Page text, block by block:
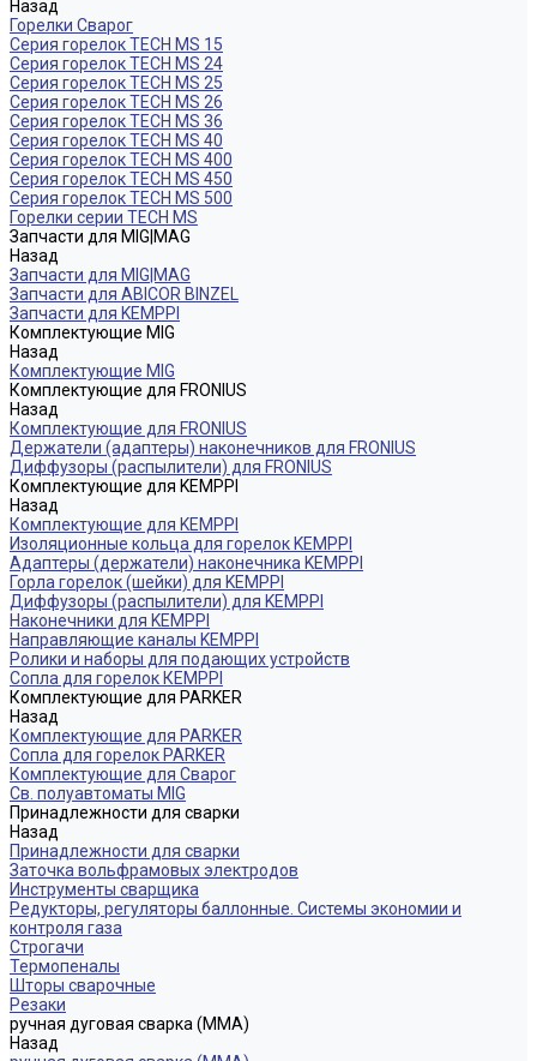
Назад
Горелки Сварог
Серия горелок TECH MS 15
Серия горелок TECH MS 24
Серия горелок TECH MS 25
Серия горелок TECH MS 26
Серия горелок TECH MS 36
Серия горелок TECH MS 40
Серия горелок TECH MS 400
Серия горелок TECH MS 450
Серия горелок TECH MS 500
Горелки серии TECH MS
Запчасти для MIG|MAG
Назад
Запчасти для MIG|MAG
Запчасти для ABICOR BINZEL
Запчасти для KEMPPI
Комплектующие MIG
Назад
Комплектующие MIG
Комплектующие для FRONIUS
Назад
Комплектующие для FRONIUS
Держатели (адаптеры) наконечников для FRONIUS
Диффузоры (распылители) для FRONIUS
Комплектующие для KEMPPI
Назад
Комплектующие для KEMPPI
Изоляционные кольца для горелок KEMPPI
Адаптеры (держатели) наконечника KEMPPI
Горла горелок (шейки) для KEMPPI
Диффузоры (распылители) для KEMPPI
Наконечники для KEMPPI
Направляющие каналы KEMPPI
Ролики и наборы для подающих устройств
Сопла для горелок КЕМPPI
Комплектующие для PARKER
Назад
Комплектующие для PARKER
Сопла для горелок PARKER
Комплектующие для Сварог
Св. полуавтоматы MIG
Принадлежности для сварки
Назад
Принадлежности для сварки
Заточка вольфрамовых электродов
Инструменты сварщика
Редукторы, регуляторы баллонные. Системы экономии и
контроля газа
Строгачи
Термопеналы
Шторы сварочные
Резаки
ручная дуговая сварка (MMA)
Назад